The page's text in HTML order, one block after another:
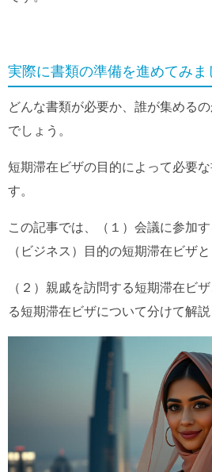
実際に書類の準備を進めてみま
どんな書類が必要か、誰が集める
でしょう。
短期滞在ビザの目的によって必要
す。
この記事では、（１）会議に参加
（ビジネス）目的の短期滞在ビザと
（２）親戚を訪問する短期滞在ビ
る短期滞在ビザについて分けて解説